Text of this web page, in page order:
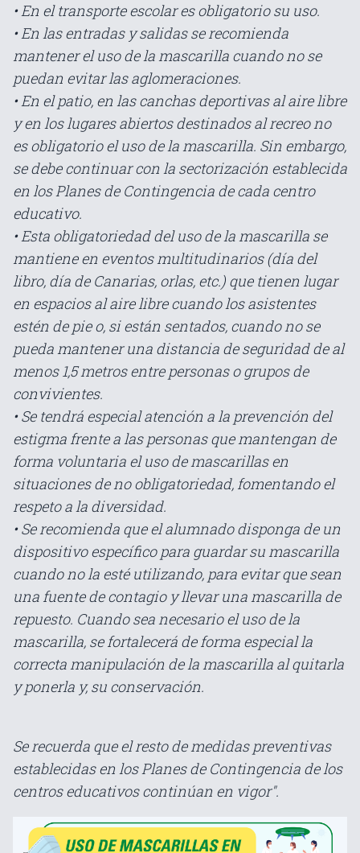
• En el transporte escolar es obligatorio su uso.
• En las entradas y salidas se recomienda
mantener el uso de la mascarilla cuando no se
puedan evitar las aglomeraciones.
• En el patio, en las canchas deportivas al aire libre
y en los lugares abiertos destinados al recreo no
es obligatorio el uso de la mascarilla. Sin embargo,
se debe continuar con la sectorización establecida
en los Planes de Contingencia de cada centro
educativo.
• Esta obligatoriedad del uso de la mascarilla se
mantiene en eventos multitudinarios (día del
libro, día de Canarias, orlas, etc.) que tienen lugar
en espacios al aire libre cuando los asistentes
estén de pie o, si están sentados, cuando no se
pueda mantener una distancia de seguridad de al
menos 1,5 metros entre personas o grupos de
convivientes.
• Se tendrá especial atención a la prevención del
estigma frente a las personas que mantengan de
forma voluntaria el uso de mascarillas en
situaciones de no obligatoriedad, fomentando el
respeto a la diversidad.
• Se recomienda que el alumnado disponga de un
dispositivo específico para guardar su mascarilla
cuando no la esté utilizando, para evitar que sean
una fuente de contagio y llevar una mascarilla de
repuesto. Cuando sea necesario el uso de la
mascarilla, se fortalecerá de forma especial la
correcta manipulación de la mascarilla al quitarla
y ponerla y, su conservación.
Se recuerda que el resto de medidas preventivas
establecidas en los Planes de Contingencia de los
centros educativos continúan en vigor".